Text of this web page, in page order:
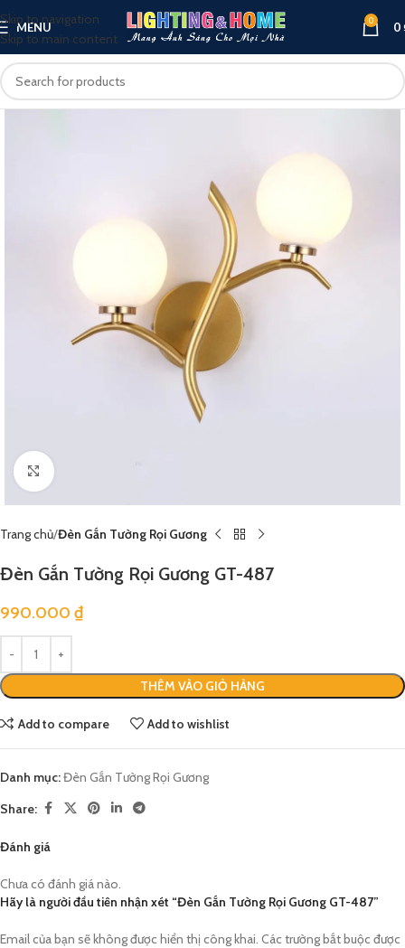
Skip to navigation
Skip to main content
MENU 0 0
Click to enlarge
Trang chủ Đèn Gắn Tường Rọi Gương
Đèn Gắn Tường Rọi Gương GT-487
990.000 ₫
THÊM VÀO GIỎ HÀNG
Add to compare Add to wishlist
Danh mục:Đèn Gắn Tường Rọi Gương
Share:
Đánh giá
Chưa có đánh giá nào.
Hãy là người đầu tiên nhận xét “Đèn Gắn Tường Rọi Gương GT-487”
Email của bạn sẽ không được hiển thị công khai. Các trường bắt buộc được